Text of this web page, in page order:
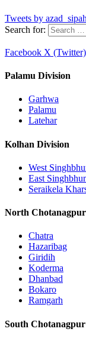
Tweets by
Search for:
Facebook X (Twitter)
Palamu Division
Garhwa
Palamu
Latehar
Kolhan Division
West
East
Seraikela
North
Chatra
Hazaribag
Giridih
Koderma
Dhanbad
Bokaro
Ramgarh
South